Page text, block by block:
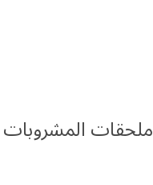
ملحقات المشروبات